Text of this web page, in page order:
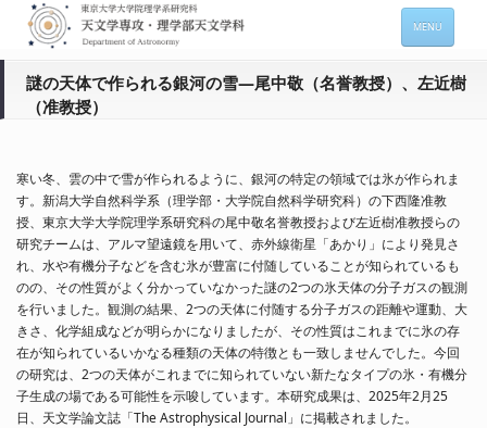
MENU
天文学専攻の案内
入進学希望の方
在学生向け情報
セミナー情報 (本郷)
お問い合わせ
Sitemap Japanese
謎の天体で作られる銀河の雪―尾中敬（名誉教授）、左近樹
（准教授）
寒い冬、雲の中で雪が作られるように、銀河の特定の領域では氷が作られま
す。新潟大学自然科学系（理学部・大学院自然科学研究科）の下西隆准教
授、東京大学大学院理学系研究科の尾中敬名誉教授および左近樹准教授らの
研究チームは、アルマ望遠鏡を用いて、赤外線衛星「あかり」により発見さ
れ、水や有機分子などを含む氷が豊富に付随していることが知られているも
のの、その性質がよく分かっていなかった謎の2つの氷天体の分子ガスの観測
を行いました。観測の結果、2つの天体に付随する分子ガスの距離や運動、大
きさ、化学組成などが明らかになりましたが、その性質はこれまでに氷の存
在が知られているいかなる種類の天体の特徴とも一致しませんでした。今回
の研究は、2つの天体がこれまでに知られていない新たなタイプの氷・有機分
子生成の場である可能性を示唆しています。本研究成果は、2025年2月25
日、天文学論文誌「The Astrophysical Journal」に掲載されました。